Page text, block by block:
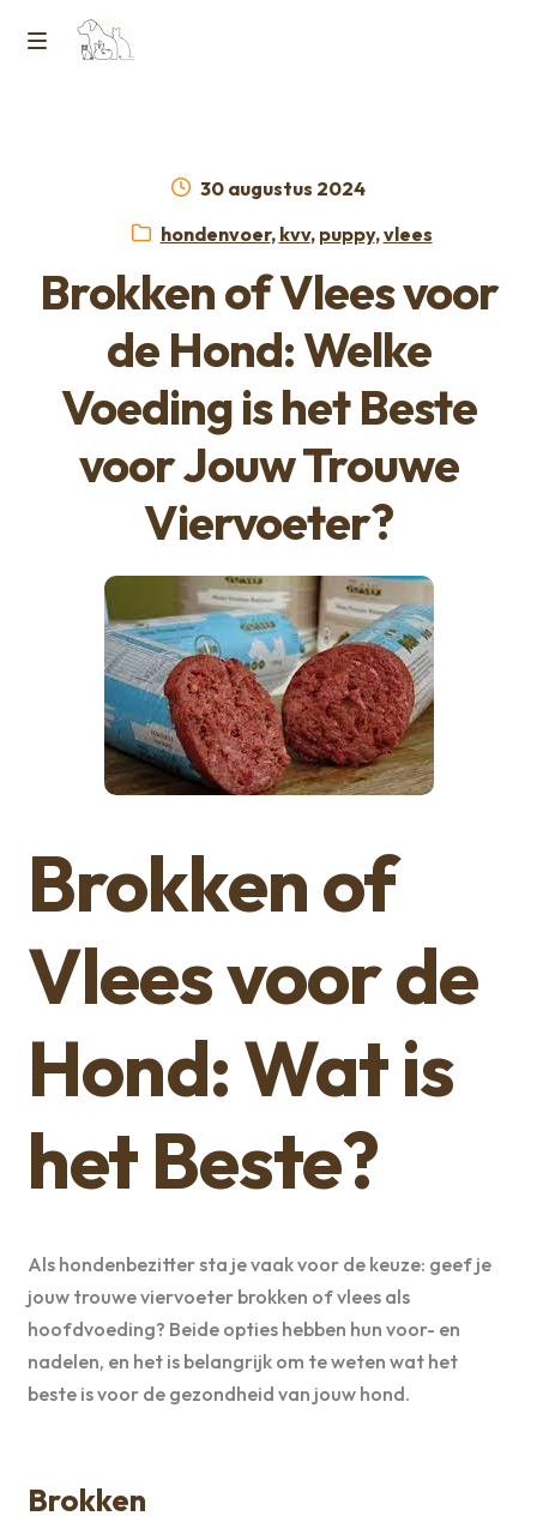
Ga
Ga
Horcon Webshop – GDPR / Voorwaarden /
Geplaatst
30 augustus 2024
Categorieën:
hondenvoer, kvv, puppy,vlees
Brokken of Vlees voor
de Hond: Welke
Voeding is het Beste
voor Jouw Trouwe
Viervoeter?
Brokken of
Vlees voor de
Hond: Wat is
het Beste?
Als hondenbezitter sta je vaak voor de keuze: geef je
jouw trouwe viervoeter brokken of vlees als
hoofdvoeding? Beide opties hebben hun voor- en
nadelen, en het is belangrijk om te weten wat het
beste is voor de gezondheid van jouw hond.
Brokken